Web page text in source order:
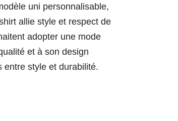
uni personnalisable,
allie style et respect de
adopter une mode
et à son design
entre style et durabilité.